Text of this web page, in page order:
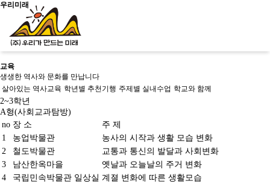
우리미래
신청문의
사이트맵
소개
우리가만드는미래
사업소개
걸어온길
교육
교육
생생한 역사와 문화를 만납니다
살아있는 역사교육 학년별 추천기행 주제별 실내수업 학교와 함께
2~3학년
A형(사회교과탐방)
no 장 소
주 제
1
농업박물관
농사의 시작과 생활 모습 변화
2
철도박물관
교통과 통신의 발달과 사회변화
3
남산한옥마을
옛날과 오늘날의 주거 변화
4
국립민속박물관 일상실 계졀 변화에 따른 생활모습